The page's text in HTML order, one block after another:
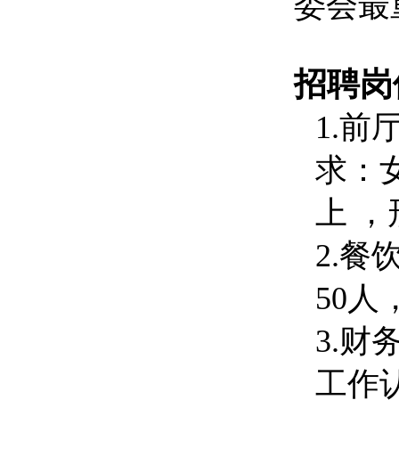
招聘
1.前
求：
上 ，
2.餐
50人
3.财
工作